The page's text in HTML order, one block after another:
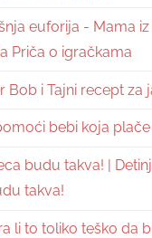
euforija - Mama
Priča o igračkama
Bob i Tajni recept za
bebi koja
budu takva! |
takva!
li to toliko teško da